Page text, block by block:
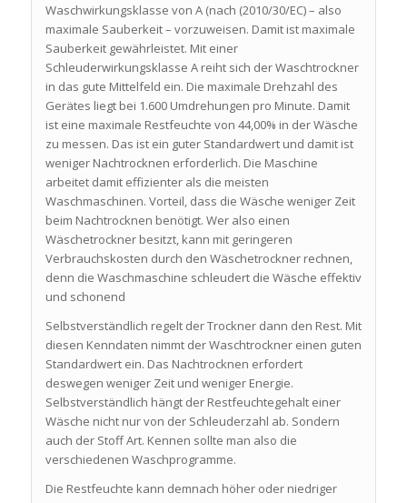
Waschwirkungsklasse von A (nach (2010/30/EC) – also
maximale Sauberkeit – vorzuweisen. Damit ist maximale
Sauberkeit gewährleistet. Mit einer
Schleuderwirkungsklasse A reiht sich der Waschtrockner
in das gute Mittelfeld ein. Die maximale Drehzahl des
Gerätes liegt bei 1.600 Umdrehungen pro Minute. Damit
ist eine maximale Restfeuchte von 44,00% in der Wäsche
zu messen. Das ist ein guter Standardwert und damit ist
weniger Nachtrocknen erforderlich. Die Maschine
arbeitet damit effizienter als die meisten
Waschmaschinen. Vorteil, dass die Wäsche weniger Zeit
beim Nachtrocknen benötigt. Wer also einen
Wäschetrockner besitzt, kann mit geringeren
Verbrauchskosten durch den Wäschetrockner rechnen,
denn die Waschmaschine schleudert die Wäsche effektiv
und schonend
Selbstverständlich regelt der Trockner dann den Rest. Mit
diesen Kenndaten nimmt der Waschtrockner einen guten
Standardwert ein. Das Nachtrocknen erfordert
deswegen weniger Zeit und weniger Energie.
Selbstverständlich hängt der Restfeuchtegehalt einer
Wäsche nicht nur von der Schleuderzahl ab. Sondern
auch der Stoff Art. Kennen sollte man also die
verschiedenen Waschprogramme.
Die Restfeuchte kann demnach höher oder niedriger